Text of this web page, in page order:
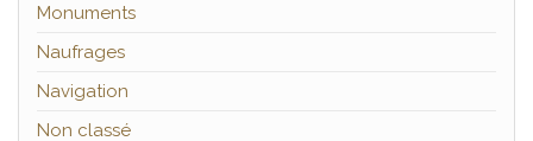
Monuments
Naufrages
Navigation
Non classé